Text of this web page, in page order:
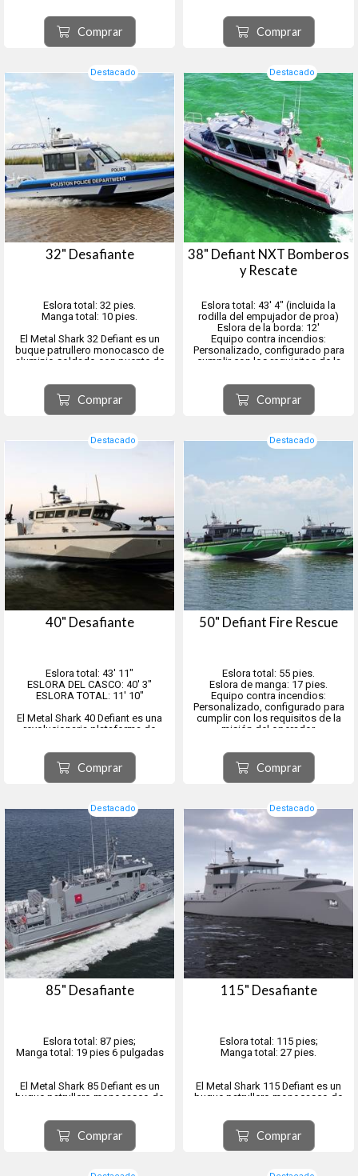
policiales y de seguridad portuaria
de costa a costa, ha sido
rediseñada para ofrecer las
mismas características líderes en
Comprar
probada a nivel mundial.
Cientos de 29 Defiant están en
servicio en todo el mundo, con una
lista de operadore...
Comprar
Destacado
32" Desafiante
Eslora total: 32 pies.
Manga total: 10 pies.
El Metal Shark 32 Defiant es un
buque patrullero monocasco de
aluminio soldado con puente de
y personalizable ideal para
misiones militares, policiales, de
rescate y de seguridad portuaria.
Comprar
Destacado
38" Defiant NXT Bomberos
y Rescate
Eslora total: 43′ 4″ (incluida la
rodilla del empujador de proa)
Eslora de la borda: 12'
Equipo contra incendios:
Personalizado, configurado para
cumplir con los requisitos de la
Propulsión: Dos motores diésel
intraborda con propulsión a chorro
de agua, colas de tr...
Comprar
Destacado
40" Desafiante
Eslora total: 43′ 11″
ESLORA DEL CASCO: 40' 3″
ESLORA TOTAL: 11' 10″
El Metal Shark 40 Defiant es una
revolucionaria plataforma de
para satisfacer las necesidades
militares del futuro en un mundo
en constante cambio.
Comprar
Destacado
50" Defiant Fire Rescue
Eslora total: 55 pies.
Eslora de manga: 17 pies.
Equipo contra incendios:
Personalizado, configurado para
cumplir con los requisitos de la
misión del operador.
amplia gama de sistemas de
propulsión, incluyendo propulsión
por chorro de agua, eje recto
interno ...
Comprar
Destacado
85" Desafiante
Eslora total: 87 pies;
Manga total: 19 pies 6 pulgadas
El Metal Shark 85 Defiant es un
buque patrullero monocasco de
plataforma de patrulla
estandarizada 2606 de Damen
Shipyards, de eficacia probada a
nivel mundial.
Comprar
Destacado
115" Desafiante
Eslora total: 115 pies;
Manga total: 27 pies.
El Metal Shark 115 Defiant es un
buque patrullero monocasco de
equipo de ingeniería interno de
Metal Shark y construido en
Luisiana, EE. UU. El buque cuenta
con un diseño versátil para
Comprar